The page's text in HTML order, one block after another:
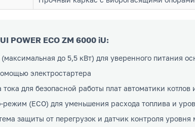
POWER ECO ZM 6000 iU:
до 5,5 кВт) для уверенного питания
электростартера
для безопасной работы плат автоматики котлов
(ECO) для уменьшения расхода топлива и
защиты от перегрузок и датчик контроля уровня